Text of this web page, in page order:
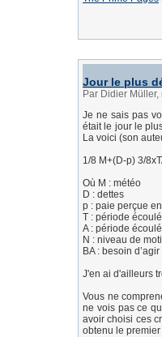
Jour le plus
Par Didier
Je ne sais pas
était le jour le
La voici (son
1/8 M+(D-p) 3/
Où M : météo
D : dettes
p : paie perçue
T : période
A : période
N : niveau de
BA : besoin d’agir
J'en ai d'ailleurs
Vous ne
ne vois pas ce
avoir choisi ces
obtenu le